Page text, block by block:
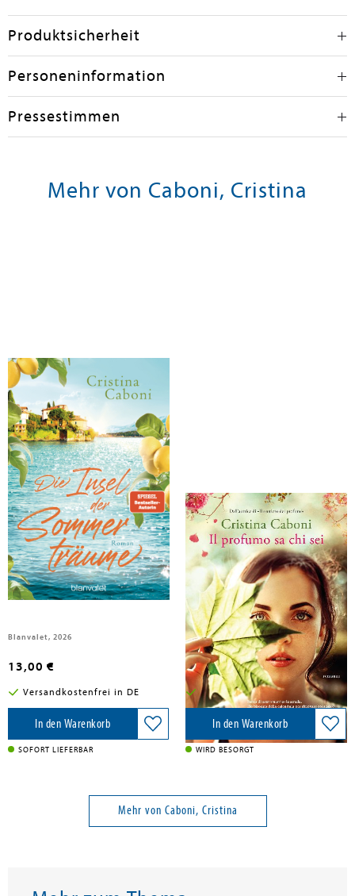
Produktsicherheit
Personeninformation
Pressestimmen
Mehr von Caboni, Cristina
Caboni, Cristina
Die Insel der Sommerträume
Blanvalet, 2026
13,00 €
Versandkostenfrei in DE
In den Warenkorb
SOFORT LIEFERBAR
Caboni, Cristina
Il profumo sa chi sei
Garzanti, 2026
22,50 €
Versandkostenfrei in DE
In den Warenkorb
WIRD BESORGT
Mehr von Caboni, Cristina